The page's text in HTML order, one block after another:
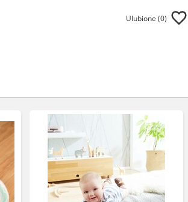
Ulubione (0)